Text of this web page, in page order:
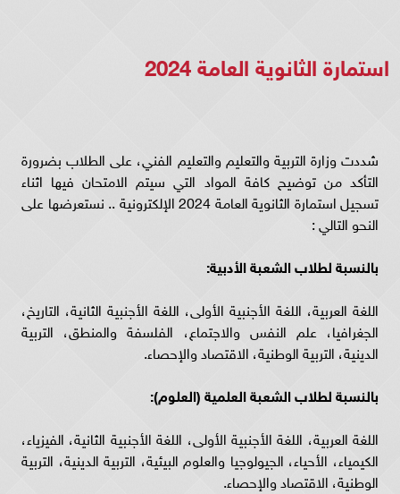
استمارة الثانوية العامة 2024
شددت وزارة التربية والتعليم والتعليم الفني، على الطلاب بضرورة
التأكد من توضيح كافة المواد التي سيتم الامتحان فيها اثناء
تسجيل استمارة الثانوية العامة 2024 الإلكترونية .. نستعرضها على
النحو التالي :
بالنسبة لطلاب الشعبة الأدبية:
اللغة العربية، اللغة الأجنبية الأولى، اللغة الأجنبية الثانية، التاريخ،
الجغرافيا، علم النفس والاجتماع، الفلسفة والمنطق، التربية
الدينية، التربية الوطنية، الاقتصاد والإحصاء.
بالنسبة لطلاب الشعبة العلمية (العلوم):
اللغة العربية، اللغة الأجنبية الأولى، اللغة الأجنبية الثانية، الفيزياء،
الكيمياء، الأحياء، الجيولوجيا والعلوم البيئية، التربية الدينية، التربية
الوطنية، الاقتصاد والإحصاء.